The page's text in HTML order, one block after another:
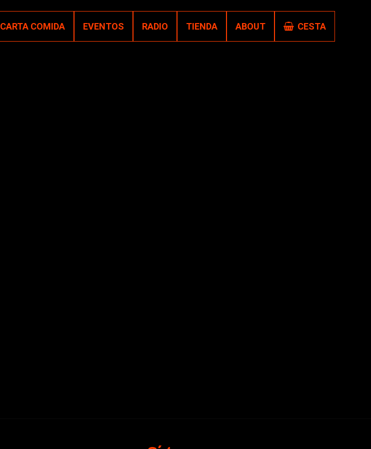
CARTA COMIDA EVENTOS RADIO TIENDA ABOUT CESTA